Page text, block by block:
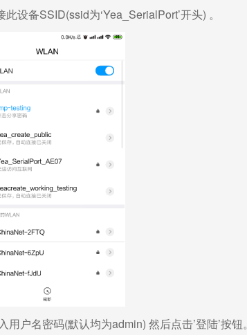
此设备SSID(ssid为‘Yea_SerialPort’开头) 。
用户名密码(默认均为admin) 然后点击’登陆’按钮。